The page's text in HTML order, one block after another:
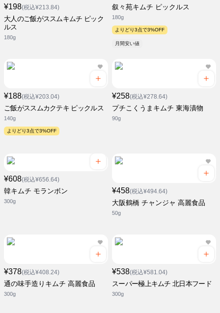
¥198(税込¥213.84)
大人のご飯がススムキムチ ピック
ルス
180g
叙々苑キムチ ピックルス
180g
よりどり3点で3%OFF
月間安い値
¥188(税込¥203.04)
ご飯がススムカクテキ ピックルス
140g
よりどり3点で3%OFF
¥258(税込¥278.64)
プチこくうまキムチ 東海漬物
90g
¥608(税込¥656.64)
韓キムチ モランボン
300g
¥458(税込¥494.64)
大阪鶴橋 チャンジャ 高麗食品
50g
¥378(税込¥408.24)
通の味手造りキムチ 高麗食品
300g
¥538(税込¥581.04)
スーパー極上キムチ 北日本フード
300g